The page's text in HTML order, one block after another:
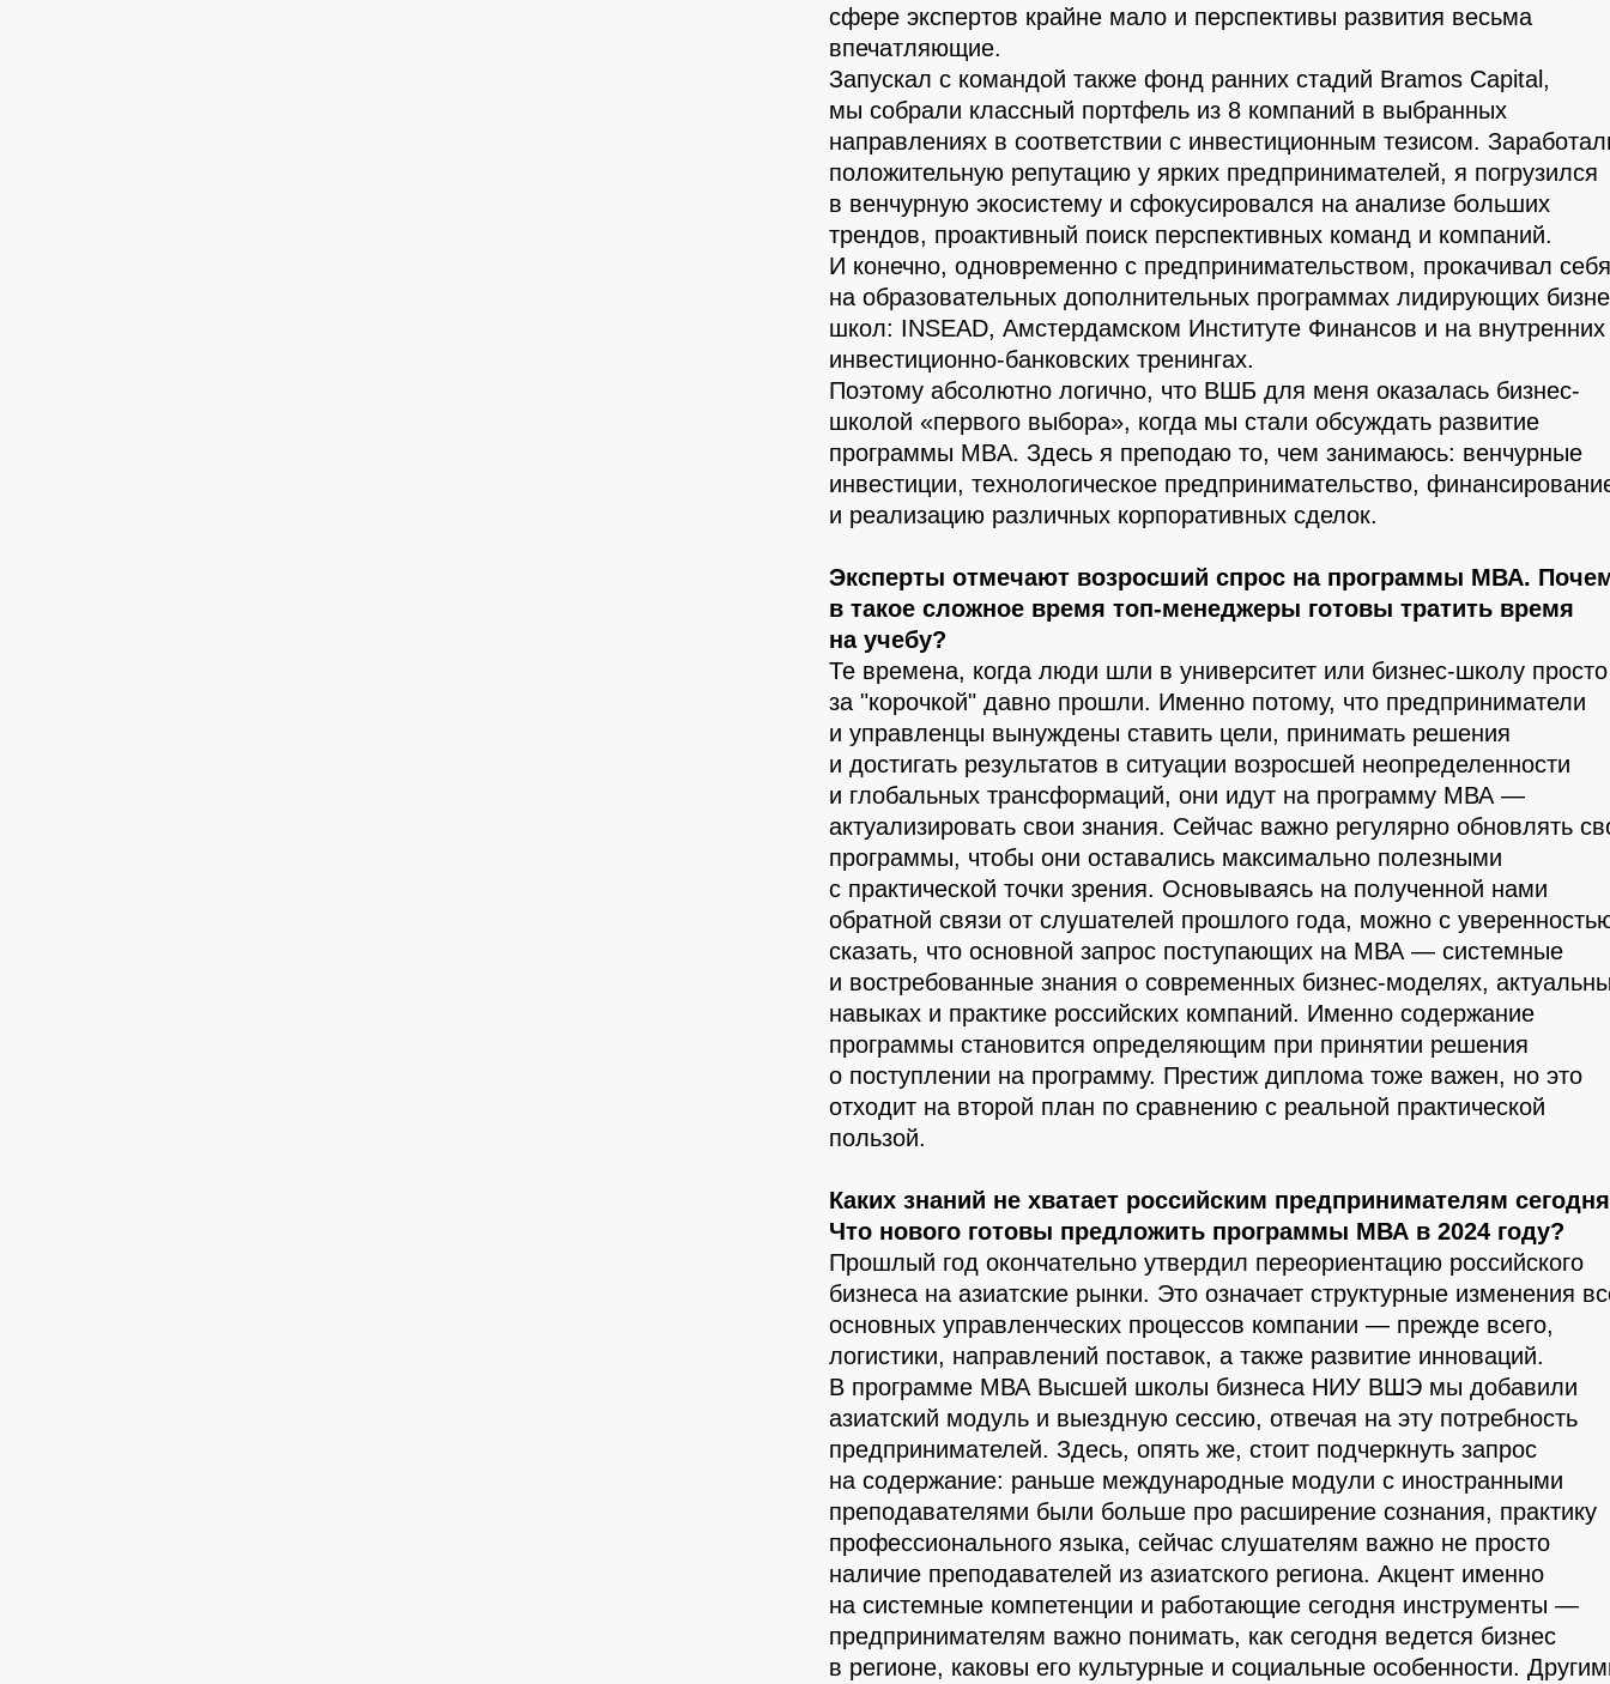
сфере экспертов крайне мало и перспективы развития весьма
впечатляющие.
Запускал с командой также фонд ранних стадий Bramos Capital,
мы собрали классный портфель из 8 компаний в выбранных
направлениях в соответствии с инвестиционным тезисом.
положительную репутацию у ярких предпринимателей, я погрузился
в венчурную экосистему и сфокусировался на анализе больших
трендов, проактивный поиск перспективных команд и компаний.
И конечно, одновременно с предпринимательством, прокачивал себя
на образовательных дополнительных программах лидирующих
школ: INSEAD, Амстердамском Институте Финансов и на внутренних
инвестиционно-банковских тренингах.
Поэтому абсолютно логично, что ВШБ для меня оказалась бизнес-
школой «первого выбора», когда мы стали обсуждать развитие
программы MBA. Здесь я преподаю то, чем занимаюсь: венчурные
инвестиции, технологическое предпринимательство,
и реализацию различных корпоративных сделок.
Эксперты отмечают возросший спрос на программы МВА.
в такое сложное время топ-менеджеры готовы тратить время
на учебу?
Те времена, когда люди шли в университет или бизнес-школу просто
за "корочкой" давно прошли. Именно потому, что предприниматели
и управленцы вынуждены ставить цели, принимать решения
и достигать результатов в ситуации возросшей неопределенности
и глобальных трансформаций, они идут на программу МВА —
актуализировать свои знания. Сейчас важно регулярно обновлять
программы, чтобы они оставались максимально полезными
с практической точки зрения. Основываясь на полученной нами
обратной связи от слушателей прошлого года, можно с
сказать, что основной запрос поступающих на МВА — системные
и востребованные знания о современных бизнес-моделях,
навыках и практике российских компаний. Именно содержание
программы становится определяющим при принятии решения
о поступлении на программу. Престиж диплома тоже важен, но это
отходит на второй план по сравнению с реальной практической
пользой.
Каких знаний не хватает российским предпринимателям
Что нового готовы предложить программы МВА в 2024 году?
Прошлый год окончательно утвердил переориентацию российского
бизнеса на азиатские рынки. Это означает структурные изменения
основных управленческих процессов компании — прежде всего,
логистики, направлений поставок, а также развитие инноваций.
В программе МВА Высшей школы бизнеса НИУ ВШЭ мы добавили
азиатский модуль и выездную сессию, отвечая на эту потребность
предпринимателей. Здесь, опять же, стоит подчеркнуть запрос
на содержание: раньше международные модули с иностранными
преподавателями были больше про расширение сознания, практику
профессионального языка, сейчас слушателям важно не просто
наличие преподавателей из азиатского региона. Акцент именно
на системные компетенции и работающие сегодня инструменты —
предпринимателям важно понимать, как сегодня ведется бизнес
в регионе, каковы его культурные и социальные особенности.